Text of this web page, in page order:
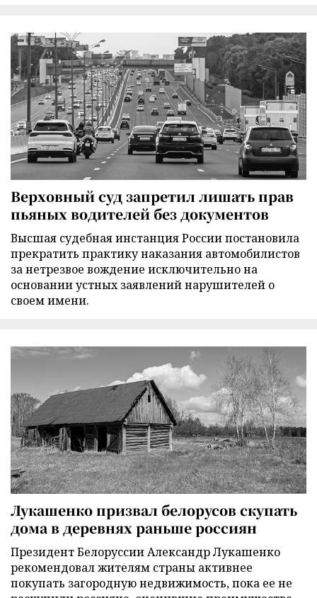
Верховный суд запретил лишать прав
пьяных водителей без документов
Высшая судебная инстанция России постановила
прекратить практику наказания автомобилистов
за нетрезвое вождение исключительно на
основании устных заявлений нарушителей о
своем имени.
Лукашенко призвал белорусов скупать
дома в деревнях раньше россиян
Президент Белоруссии Александр Лукашенко
рекомендовал жителям страны активнее
покупать загородную недвижимость, пока ее не